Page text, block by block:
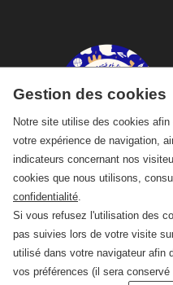
Gestion des cookies
Notre site utilise des cookies
votre expérience de navigation,
indicateurs concernant nos
cookies que nous utilisons,
confidentialité
Si vous refusez l'utilisation des
pas suivies lors de votre visite
utilisé dans votre navigateur afin
vos préférences (il sera conservé